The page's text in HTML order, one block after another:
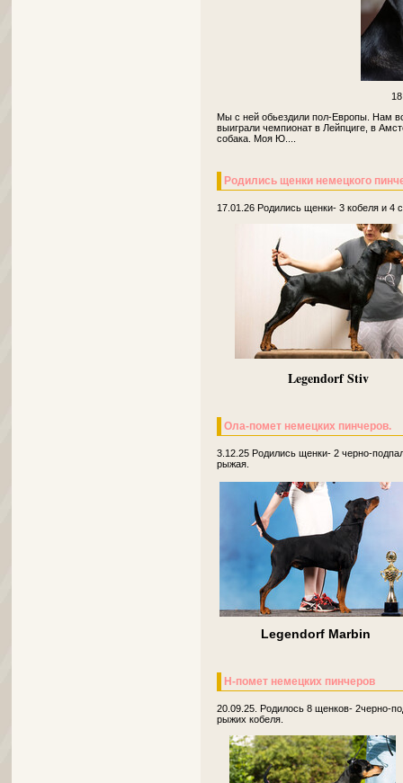
Мы с ней обьездили пол-Европы. Нам
выиграли чемпионат в Лейпциге, в
собака. Моя Ю....
Родились щенки немецкого
17.01.26 Родились щенки- 3 кобеля и 4
Legendorf Stiv
Ола-помет немецких пинчеров.
3.12.25 Родились щенки- 2 черно-
рыжая.
Legendorf Marbin
Н-помет немецких пинчеров
20.09.25. Родилось 8 щенков- 2черно-
рыжих кобеля.